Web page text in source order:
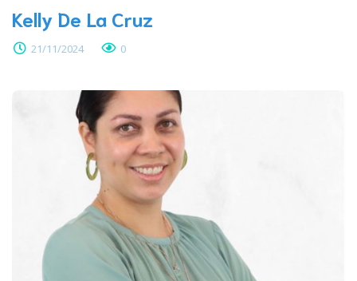
Kelly De La Cruz
21/11/2024 0